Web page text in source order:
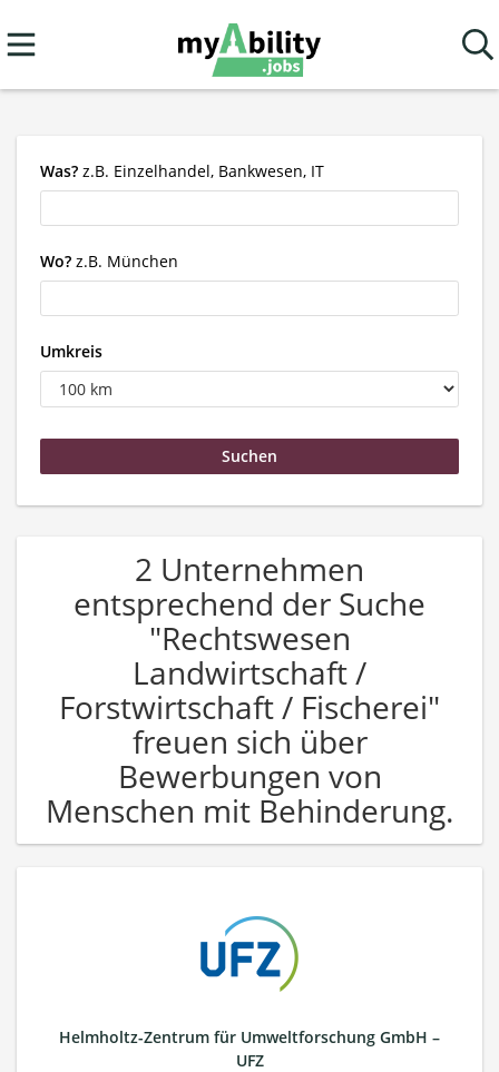
Was? z.B. Einzelhandel, Bankwesen, IT
Wo? z.B. München
Umkreis
2 Unternehmen
entsprechend der Suche
"Rechtswesen
Landwirtschaft /
Forstwirtschaft / Fischerei"
freuen sich über
Bewerbungen von
Menschen mit Behinderung.
Helmholtz-Zentrum für Umweltforschung GmbH –
UFZ